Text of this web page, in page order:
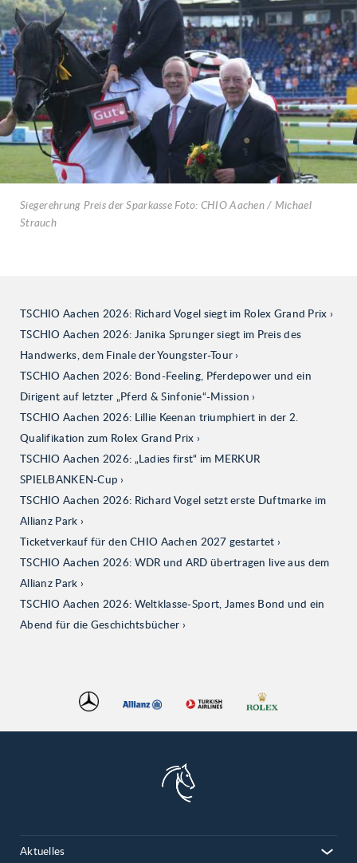
Siegerehrung Preis der Sparkasse Foto: CHIO Aachen / Michael
Strauch
TSCHIO Aachen 2026: Richard Vogel siegt im Rolex Grand Prix
TSCHIO Aachen 2026: Janika Sprunger siegt im Preis des
Handwerks, dem Finale der Youngster-Tour
TSCHIO Aachen 2026: Bond-Feeling, Pferdepower und ein
Dirigent auf letzter „Pferd & Sinfonie“-Mission
TSCHIO Aachen 2026: Lillie Keenan triumphiert in der 2.
Qualifikation zum Rolex Grand Prix
TSCHIO Aachen 2026: „Ladies first“ im MERKUR
SPIELBANKEN-Cup
TSCHIO Aachen 2026: Richard Vogel setzt erste Duftmarke im
Allianz Park
Ticketverkauf für den CHIO Aachen 2027 gestartet
TSCHIO Aachen 2026: WDR und ARD übertragen live aus dem
Allianz Park
TSCHIO Aachen 2026: Weltklasse-Sport, James Bond und ein
Abend für die Geschichtsbücher
Aktuelles